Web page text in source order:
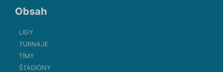
Obsah
LIGY
TURNAJE
TÍMY
ŠTADIÓNY